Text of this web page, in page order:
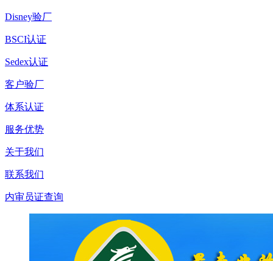
Disney验厂
BSCI认证
Sedex认证
客户验厂
体系认证
服务优势
关于我们
联系我们
内审员证查询